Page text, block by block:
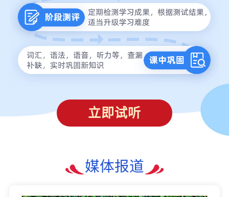
立即试听
媒体报道